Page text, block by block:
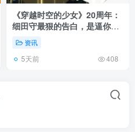
《穿越时空的少女》20周年：
细田守最狠的告白，是逼你承
认有些夏天回不去了！
资讯
5天前 408